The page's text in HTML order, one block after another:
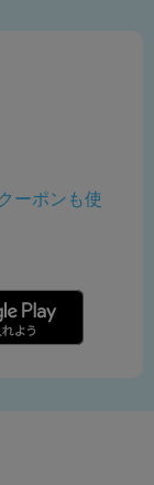
ーポンも使